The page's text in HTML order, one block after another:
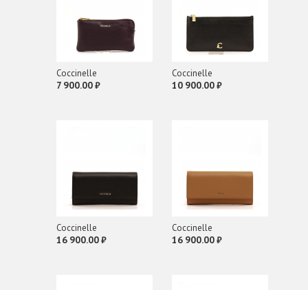
Coсcinelle
7 900.00 ₽
Coсcinelle
10 900.00 ₽
Coсcinelle
16 900.00 ₽
Coсcinelle
16 900.00 ₽